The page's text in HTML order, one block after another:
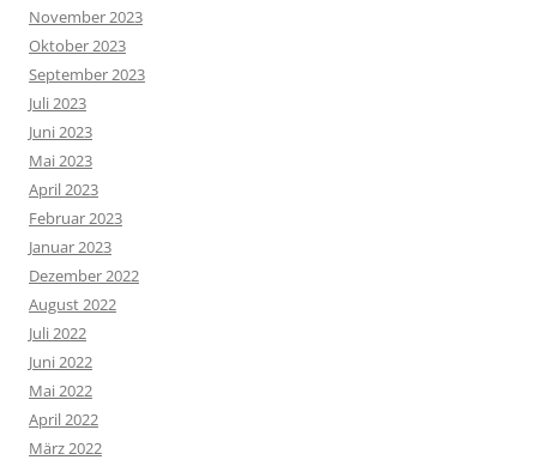
November 2023
Oktober 2023
September 2023
Juli 2023
Juni 2023
Mai 2023
April 2023
Februar 2023
Januar 2023
Dezember 2022
August 2022
Juli 2022
Juni 2022
Mai 2022
April 2022
März 2022